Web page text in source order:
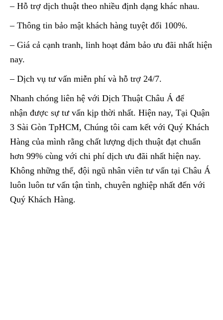
– Hỗ trợ dịch thuật theo nhiều định dạng khác nhau.
– Thông tin bảo mật khách hàng tuyệt đối 100%.
– Giá cả cạnh tranh, linh hoạt đảm bảo ưu đãi nhất hiện
nay.
– Dịch vụ tư vấn miễn phí và hỗ trợ 24/7.
Nhanh chóng liên hệ với Dịch Thuật Châu Á để
nhận được sự tư vấn kịp thời nhất. Hiện nay, Tại Quận
3 Sài Gòn TpHCM, Chúng tôi cam kết với Quý Khách
Hàng của mình rằng chất lượng dịch thuật đạt chuẩn
hơn 99% cùng với chi phí dịch ưu đãi nhất hiện nay.
Không những thế, đội ngũ nhân viên tư vấn tại Châu Á
luôn luôn tư vấn tận tình, chuyên nghiệp nhất đến với
Quý Khách Hàng.